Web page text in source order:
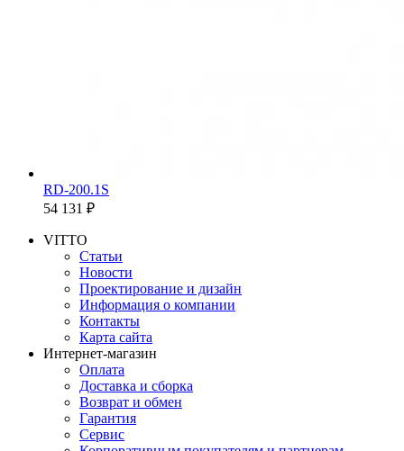
RD-200.1S
54 131 ₽
VITTO
Статьи
Новости
Проектирование и дизайн
Информация о компании
Контакты
Карта сайта
Интернет-магазин
Оплата
Доставка и сборка
Возврат и обмен
Гарантия
Сервис